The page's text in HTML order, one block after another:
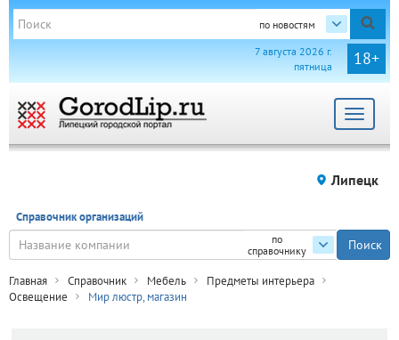
по новостям
18+
7 августа 2026 г.
пятница
Toggle
Липецк
Справочник организаций
по
справочнику
Главная Справочник Мебель
Предметы интерьера
Освещение
Мир люстр, магазин